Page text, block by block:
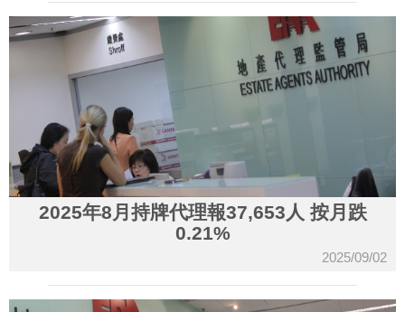
2025年8月持牌代理報37,653人 按月跌
0.21%
2025/09/02